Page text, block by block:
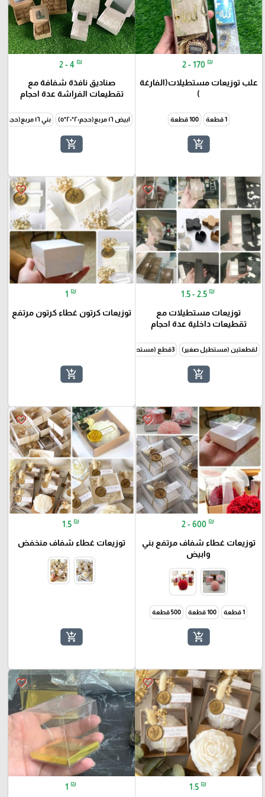
2 - 170 ₪
علب توزيعات مستطيلات(الفارغة
)
1 قطعة 100 قطعة
add_shopping_cart
2 - 4 ₪
صناديق نافذة شفافة مع
تقطيعات الفراشة عدة احجام
ابيض ١٦ مربع(حجم٢٠*٢٠*٥) بني ١٦ مربع(حجم٢٠*٢٠*٥)
add_shopping_cart
favorite_border
1.5 - 2.5 ₪
توزيعات مستطيلات مع
تقطيعات داخلية عدة احجام
لقطعتين (مستطيل صغير) 3قطع (مستطيل وسط)
add_shopping_cart
favorite_border
1 ₪
توزيعات كرتون غطاء كرتون مرتفع
add_shopping_cart
favorite_border
2 - 600 ₪
توزيعات غطاء شفاف مرتفع بني
وابيض
1 قطعة 100 قطعة 500 قطعة
add_shopping_cart
favorite_border
1.5 ₪
توزيعات غطاء شفاف منخفض
add_shopping_cart
favorite_border
1.5 ₪
favorite_border
1 ₪